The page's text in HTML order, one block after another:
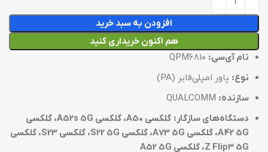
افزودن به سبد خرید
هم اکنون خریداری کنید
نام آی‌سی:
نوع: پاور امپلی‌فایر (PA)
سازنده:
دستگاه‌های سازگار:
گلکسی A50، گلکسی A52s 5G، گلکسی
A42 5G، گلکسی A73 5G، گلکسی S22 5G، گلکسی S23، گلکسی
Z Flip3 5G، گلکسی A52 5G